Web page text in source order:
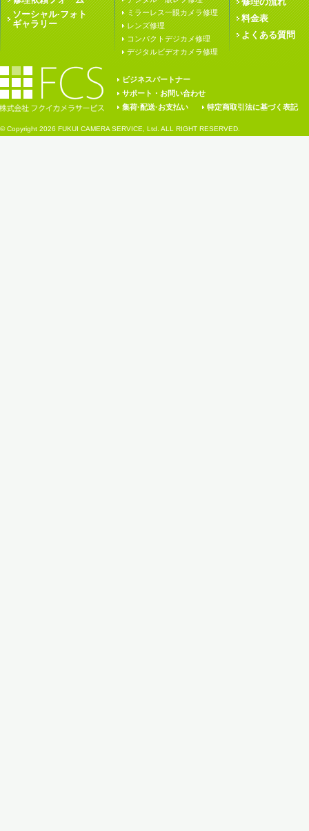
ソーシャル·フォト
ギャラリー
ミラーレス一眼カメラ修理
レンズ修理
コンパクトデジカメ修理
デジタルビデオカメラ修理
料金表
よくある質問
ビジネスパートナー
サポート・お問い合わせ
集荷·配送·お支払い
特定商取引法に基づく表記
© Copyright 2026 FUKUI CAMERA SERVICE, Ltd. ALL RIGHT RESERVED.